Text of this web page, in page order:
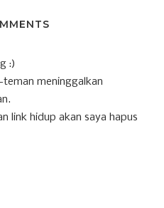
:)
meninggalkan
link hidup akan saya hapus